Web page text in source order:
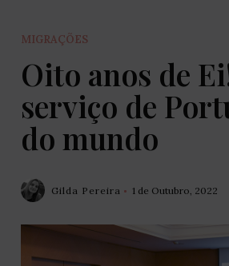
MIGRAÇÕES
Oito anos de
serviço de
do mundo
Gilda Pereira 1 de Outubro, 2022